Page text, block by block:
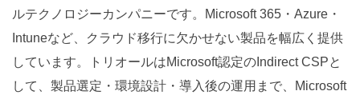
ルテクノロジーカンパニーです。Microsoft 365・Azure・
Intuneなど、クラウド移行に欠かせない製品を幅広く提供
しています。トリオールはMicrosoft認定のIndirect CSPと
して、製品選定・環境設計・導入後の運用まで、Microsoft